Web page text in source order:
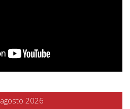
agosto 2026